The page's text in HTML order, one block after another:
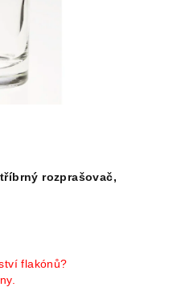
rozprašovač,
flakónů?